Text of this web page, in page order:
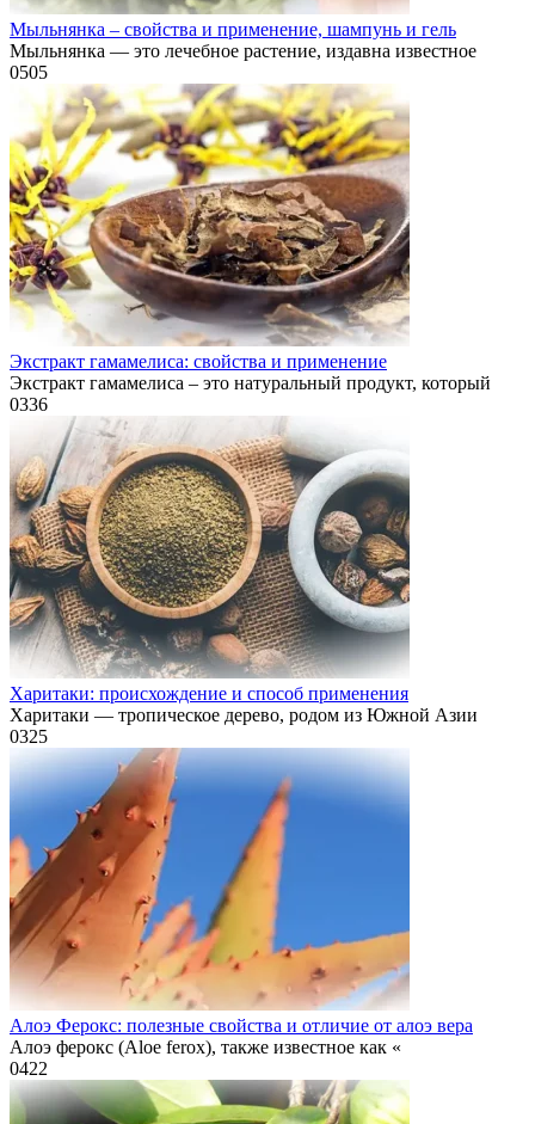
Мыльнянка – свойства и применение, шампунь и гель
Мыльнянка — это лечебное растение, издавна известное
0505
Экстракт гамамелиса: свойства и применение
Экстракт гамамелиса – это натуральный продукт, который
0336
Харитаки: происхождение и способ применения
Харитаки — тропическое дерево, родом из Южной Азии
0325
Алоэ Ферокс: полезные свойства и отличие от алоэ вера
Алоэ ферокс (Aloe ferox), также известное как «
0422